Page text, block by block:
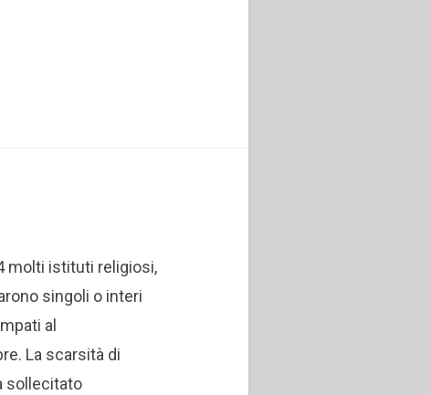
molti istituti religiosi,
singoli o interi
al
La scarsità di
sollecitato